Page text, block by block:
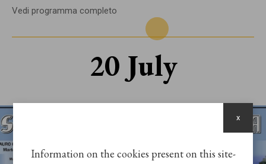
Vedi programma completo
20 July
Information on the cookies present on this site
x